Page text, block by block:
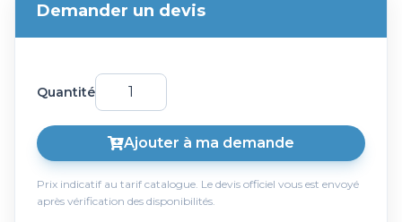
Demander un devis
Quantité
Ajouter à ma demande
Prix indicatif au tarif catalogue. Le devis officiel vous est envoyé
après vérification des disponibilités.